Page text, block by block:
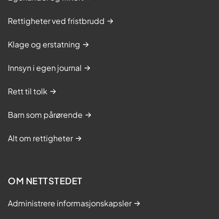
Rettigheter ved fristbrudd
Klage og erstatning
Innsyn i egen journal
Rett til tolk
Barn som pårørende
Alt om rettigheter
OM NETTSTEDET
Administrere informasjonskapsler